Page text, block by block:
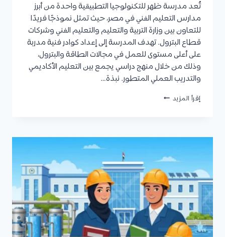
تُعد مدرسة ظهر للتكنولوجيا التطبيقية واحدة من أبرز
مدارس التعليم الفني في مصر، حيث تمثل نموذجًا فريدًا
للتعاون بين وزارة التربية والتعليم والتعليم الفني وشركات
قطاع البترول. تهدف المدرسة إلى إعداد كوادر فنية مدربة
على أعلى مستوى للعمل في مجالات الطاقة والبترول،
وذلك من خلال منهج دراسي يجمع بين التعليم الأكاديمي
والتدريب العملي المتطور. نبذة…
إقرأ المزيد مدرسة
القبول،
المصاريف،
والتقديم